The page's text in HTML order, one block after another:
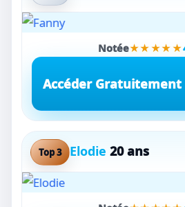
Notée★★★★★
Accéder Gratuitement
Top 3 Elodie 20 ans